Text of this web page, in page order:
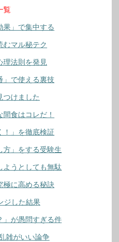
覧
果」で集中する
むマル秘テク
理法則を発見
」で使える裏技
つけました
食はコレだ！
！」を徹底検証
方」をする受験生
ようとしても無駄
極に高める秘訣
ジした結果
」が愚問すぎる件
雑がいい論争